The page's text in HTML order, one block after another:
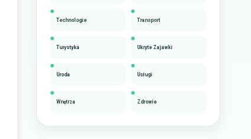
Technologie Transport
Turystyka Ukryte Zajawki
Uroda Usługi
Wnętrza Zdrowie